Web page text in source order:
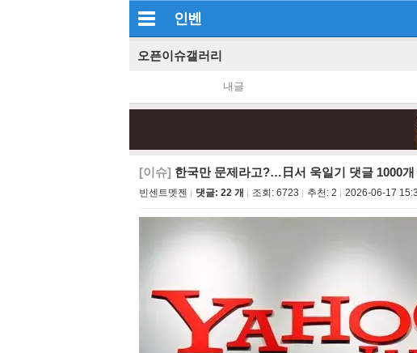
인벤
오픈이슈갤러리
내글
[이슈] 한국만 문제라고?…日서 욱일기 댓글 1000개
빈센트멧젠 댓글: 22 개 조회: 6723 추천: 2 2026-06-17